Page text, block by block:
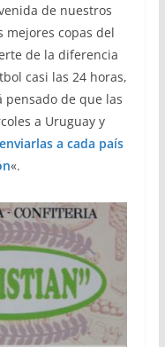
de nuestros
mejores copas del
de la diferencia
casi las 24 horas,
pensado de que las
a Uruguay y
enviarlas a cada país
«.